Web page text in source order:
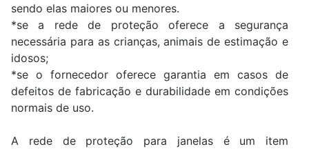
sendo elas maiores ou menores.
*se a rede de proteção oferece a segurança
necessária para as crianças, animais de estimação e
idosos;
*se o fornecedor oferece garantia em casos de
defeitos de fabricação e durabilidade em condições
normais de uso.
A rede de proteção para janelas é um item